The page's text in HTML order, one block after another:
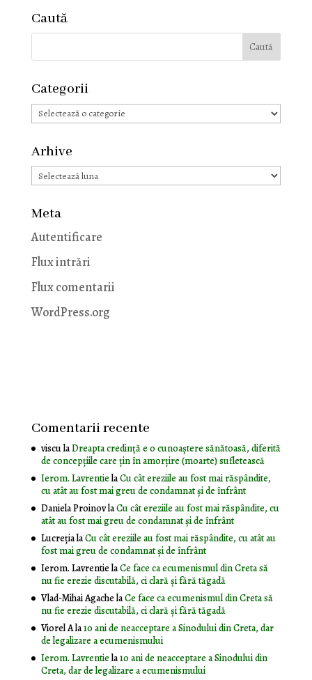
Caută
Categorii
Categorii
Arhive
Arhive
Meta
Autentificare
Flux intrări
Flux comentarii
WordPress.org
Comentarii recente
visculaDreapta credință e o cunoaștere sănătoasă, diferită
de concepțiile care țin în amorțire (moarte) sufletească
Ierom. LavrentielaCu cât ereziile au fost mai răspândite,
cu atât au fost mai greu de condamnat și de înfrânt
Daniela ProinovlaCu cât ereziile au fost mai răspândite, cu
atât au fost mai greu de condamnat și de înfrânt
LucrețialaCu cât ereziile au fost mai răspândite, cu atât au
fost mai greu de condamnat și de înfrânt
Ierom. LavrentielaCe face ca ecumenismul din Creta să
nu fie erezie discutabilă, ci clară și fără tăgadă
Vlad-Mihai AgachelaCe face ca ecumenismul din Creta să
nu fie erezie discutabilă, ci clară și fără tăgadă
Viorel Ala10 ani de neacceptare a Sinodului din Creta, dar
de legalizare a ecumenismului
Ierom. Lavrentiela10 ani de neacceptare a Sinodului din
Creta, dar de legalizare a ecumenismului